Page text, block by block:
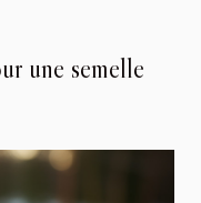
une semelle